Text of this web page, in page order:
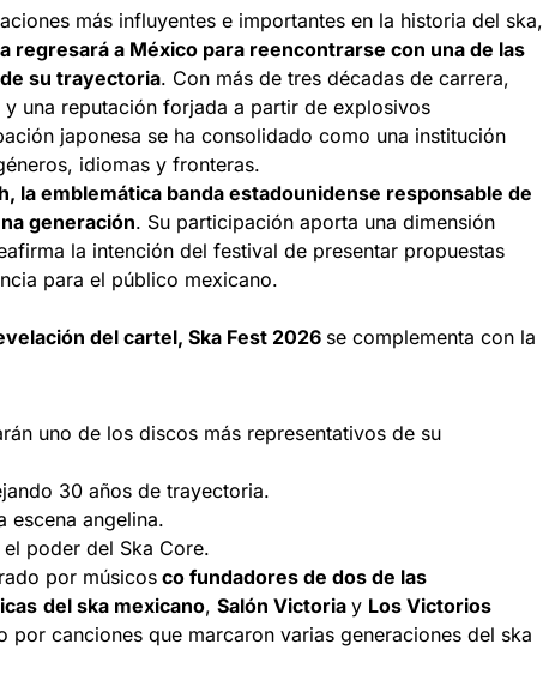
más influyentes e importantes en la historia del ska,
regresará a México para reencontrarse con una de las
su trayectoria. Con más de tres décadas de carrera,
una reputación forjada a partir de explosivos
japonesa se ha consolidado como una institución
idiomas y fronteras.
la emblemática banda estadounidense responsable de
generación. Su participación aporta una dimensión
la intención del festival de presentar propuestas
para el público mexicano.
del cartel, Ska Fest 2026 se complementa con la
uno de los discos más representativos de su
30 años de trayectoria.
escena angelina.
poder del Ska Core.
por músicos co fundadores de dos de las
del ska mexicano, Salón Victoria y Los Victorios
por canciones que marcaron varias generaciones del ska